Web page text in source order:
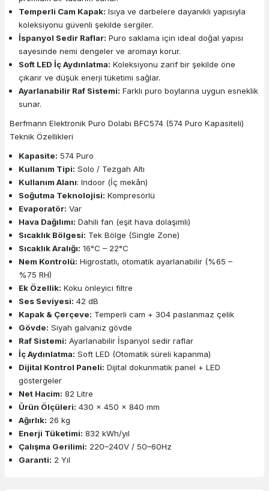
Temperli Cam Kapak: Isıya ve darbelere dayanıklı yapısıyla
koleksiyonu güvenli şekilde sergiler.
İspanyol Sedir Raflar: Puro saklama için ideal doğal yapısı
sayesinde nemi dengeler ve aromayı korur.
Soft LED İç Aydınlatma: Koleksiyonu zarif bir şekilde öne
çıkarır ve düşük enerji tüketimi sağlar.
Ayarlanabilir Raf Sistemi: Farklı puro boylarına uygun esneklik
sunar.
Berfmann Elektronik Puro Dolabı BFC574 (574 Puro Kapasiteli)
Teknik Özellikleri
Kapasite: 574 Puro
Kullanım Tipi: Solo / Tezgah Altı
Kullanım Alanı: Indoor (İç mekân)
Soğutma Teknolojisi: Kompresörlü
Evaporatör: Var
Hava Dağılımı: Dahili fan (eşit hava dolaşımlı)
Sıcaklık Bölgesi: Tek Bölge (Single Zone)
Sıcaklık Aralığı: 16°C – 22°C
Nem Kontrolü: Higrostatlı, otomatik ayarlanabilir (%65 –
%75 RH)
Ek Özellik: Koku önleyici filtre
Ses Seviyesi: 42 dB
Kapak & Çerçeve: Temperli cam + 304 paslanmaz çelik
Gövde: Siyah galvaniz gövde
Raf Sistemi: Ayarlanabilir İspanyol sedir raflar
İç Aydınlatma: Soft LED (Otomatik süreli kapanma)
Dijital Kontrol Paneli: Dijital dokunmatik panel + LED
göstergeler
Net Hacim: 82 Litre
Ürün Ölçüleri: 430 × 450 × 840 mm
Ağırlık: 26 kg
Enerji Tüketimi: 832 kWh/yıl
Çalışma Gerilimi: 220–240V / 50–60Hz
Garanti: 2 Yıl